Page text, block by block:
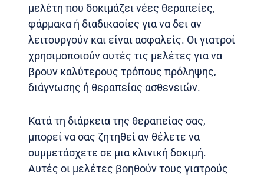
μελέτη που δοκιμάζει νέες θεραπείες,
φάρμακα ή διαδικασίες για να δει αν
λειτουργούν και είναι ασφαλείς. Οι γιατροί
χρησιμοποιούν αυτές τις μελέτες για να
βρουν καλύτερους τρόπους πρόληψης,
διάγνωσης ή θεραπείας ασθενειών.
Κατά τη διάρκεια της θεραπείας σας,
μπορεί να σας ζητηθεί αν θέλετε να
συμμετάσχετε σε μια κλινική δοκιμή.
Αυτές οι μελέτες βοηθούν τους γιατρούς